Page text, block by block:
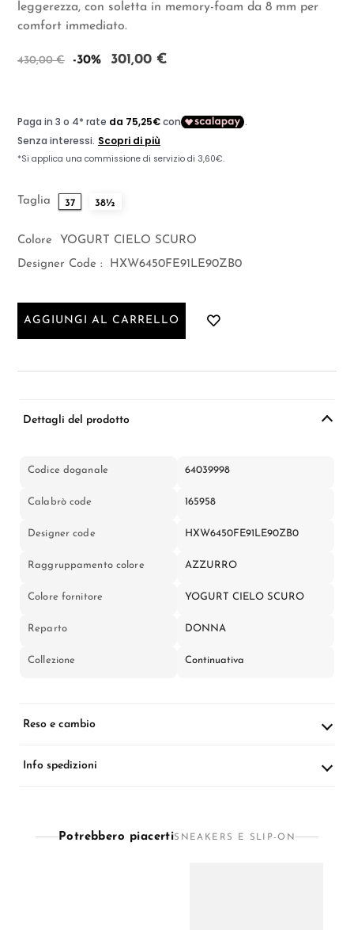
leggerezza, con soletta in memory-foam da 8 mm per
comfort immediato.
430,00 € -30% 301,00 €
Taglia 37 38½
Colore
YOGURT CIELO SCURO
Designer Code :
HXW6450FE91LE90ZB0
AGGIUNGI AL CARRELLO
Dettagli del prodotto
Codice doganale 64039998
Calabrò code 165958
Designer code HXW6450FE91LE90ZB0
Raggruppamento colore AZZURRO
Colore fornitore YOGURT CIELO SCURO
Reparto DONNA
Collezione Continuativa
Reso e cambio
Info spedizioni
Potrebbero piacertiSNEAKERS E SLIP-ON